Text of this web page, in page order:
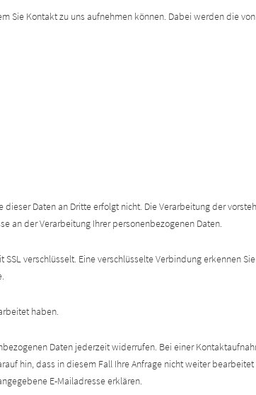
Sie Kontakt zu uns aufnehmen können. Dabei werden die
Daten an Dritte erfolgt nicht. Die Verarbeitung der
an der Verarbeitung Ihrer personenbezogenen Daten.
verschlüsselt. Eine verschlüsselte Verbindung erkennen
haben.
Daten jederzeit widerrufen. Bei einer
hin, dass in diesem Fall Ihre Anfrage nicht weiter
E-Mailadresse erklären.